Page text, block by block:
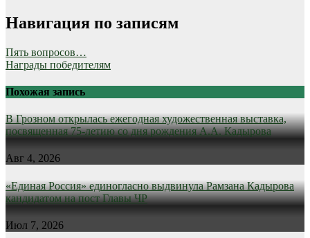
Навигация по записям
Пять вопросов…
Награды победителям
Похожая запись
В Грозном открылась ежегодная художественная выставка,
посвященная 75-летию со дня рождения А.А. Кадырова
Авг 4, 2026
«Единая Россия» единогласно выдвинула Рамзана Кадырова
кандидатом на пост Главы ЧР
Июл 7, 2026